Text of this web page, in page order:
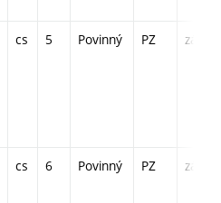
cs 5 Povinný PZ zá,zk
cs 6 Povinný PZ zá,zk